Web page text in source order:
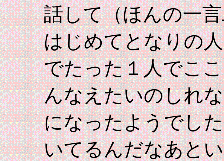
話して（ほんの一
はじめてとなりの
でたった１人でこ
んなえたいのしれ
になったようでし
いてるんだなあと